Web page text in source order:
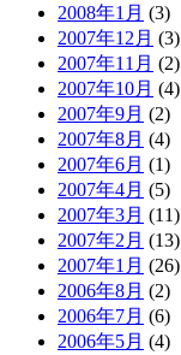
2008年1月 (3)
2007年12月 (3)
2007年11月 (2)
2007年10月 (4)
2007年9月 (2)
2007年8月 (4)
2007年6月 (1)
2007年4月 (5)
2007年3月 (11)
2007年2月 (13)
2007年1月 (26)
2006年8月 (2)
2006年7月 (6)
2006年5月 (4)